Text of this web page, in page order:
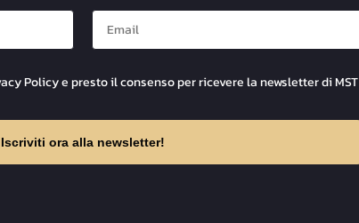
Mail
Policy e presto il consenso per ricevere la newsletter di MST
Iscriviti ora alla newsletter!